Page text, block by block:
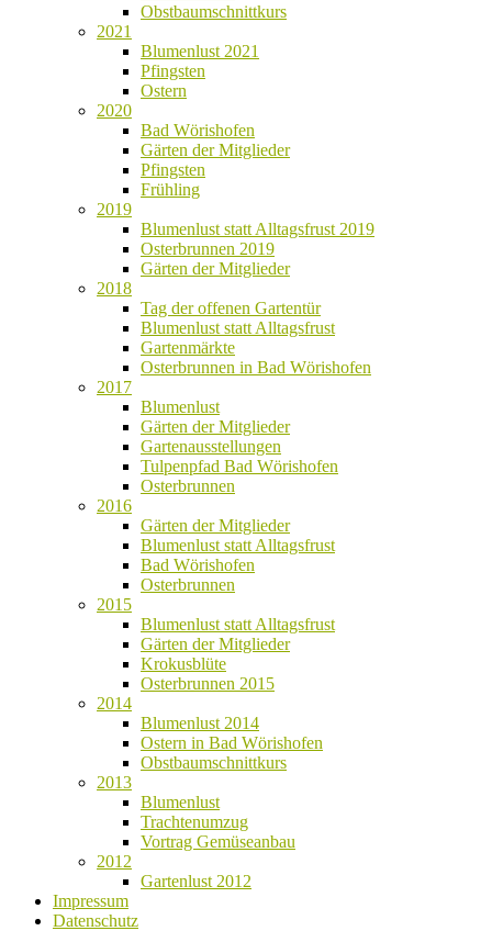
Obstbaumschnittkurs
2021
Blumenlust 2021
Pfingsten
Ostern
2020
Bad Wörishofen
Gärten der Mitglieder
Pfingsten
Frühling
2019
Blumenlust statt Alltagsfrust 2019
Osterbrunnen 2019
Gärten der Mitglieder
2018
Tag der offenen Gartentür
Blumenlust statt Alltagsfrust
Gartenmärkte
Osterbrunnen in Bad Wörishofen
2017
Blumenlust
Gärten der Mitglieder
Gartenausstellungen
Tulpenpfad Bad Wörishofen
Osterbrunnen
2016
Gärten der Mitglieder
Blumenlust statt Alltagsfrust
Bad Wörishofen
Osterbrunnen
2015
Blumenlust statt Alltagsfrust
Gärten der Mitglieder
Krokusblüte
Osterbrunnen 2015
2014
Blumenlust 2014
Ostern in Bad Wörishofen
Obstbaumschnittkurs
2013
Blumenlust
Trachtenumzug
Vortrag Gemüseanbau
2012
Gartenlust 2012
Impressum
Datenschutz